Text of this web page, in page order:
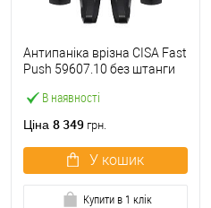
В наявності
Антипаніка врізна CISA Fast
Push 59607.10 без штанги
Ціна 8 349 грн.
У кошик
Купити в 1 клік